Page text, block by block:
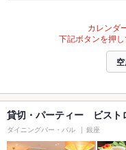
カレンダ
下記ボタンを押し
貸切・パーティー ビスト
ダイニングバー・バル 銀座